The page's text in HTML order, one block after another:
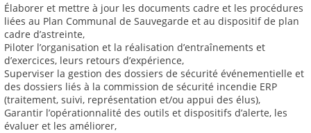
Élaborer et mettre à jour les documents cadre et les procédures
liées au Plan Communal de Sauvegarde et au dispositif de plan
cadre d’astreinte,
Piloter l’organisation et la réalisation d’entraînements et
d’exercices, leurs retours d’expérience,
Superviser la gestion des dossiers de sécurité événementielle et
des dossiers liés à la commission de sécurité incendie ERP
(traitement, suivi, représentation et/ou appui des élus),
Garantir l’opérationnalité des outils et dispositifs d’alerte, les
évaluer et les améliorer,